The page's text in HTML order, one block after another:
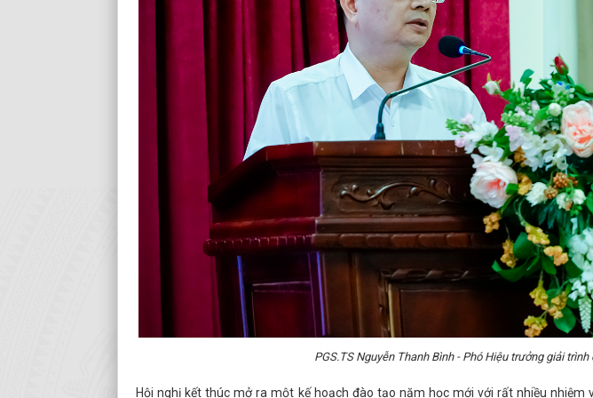
PGS.TS Nguyễn Thanh Bình - Phó Hiệu trưởng giải trình
Hội nghị kết thúc mở ra một kế hoạch đào tạo năm học mới với rất nhiều nhiệm